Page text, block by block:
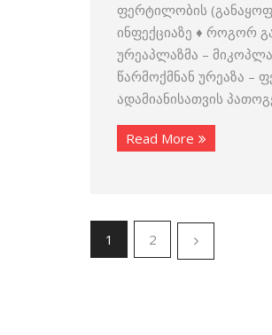
ფერტილობის
ინფექციაზე ♦ როგორ
ურეაპლაზმა –
წარმოქმნან ურეაზა –
ადამიანისათვის
Read More
1 2